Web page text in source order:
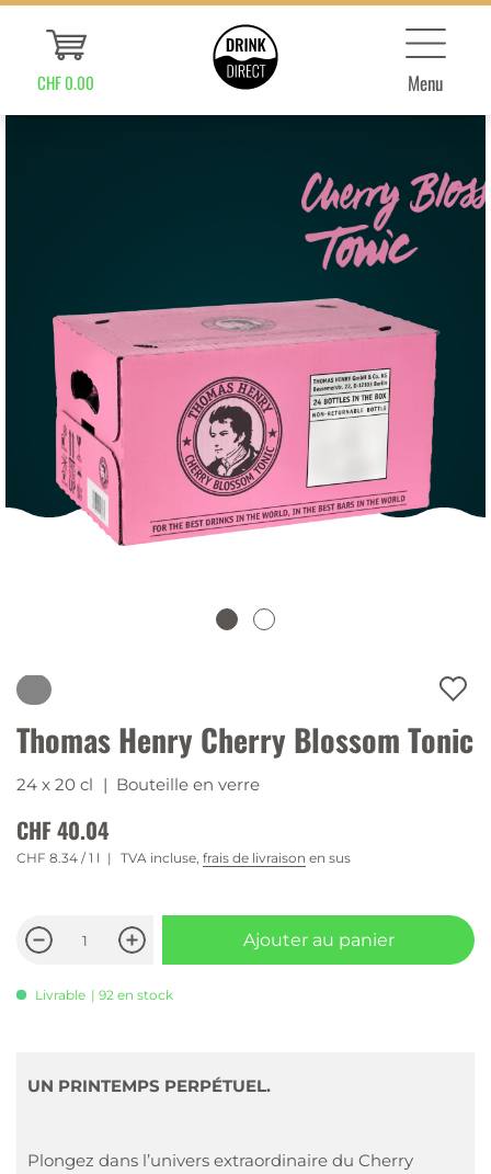
CHF 0.00 Menu
Thomas Henry Cherry Blossom Tonic
24 x 20 cl | Bouteille en verre
CHF 40.04
CHF 8.34 / 1 l TVA incluse, frais de livraison en sus
Ajouter au panier
Livrable | 92 en stock
UN PRINTEMPS PERPÉTUEL.
Plongez dans l’univers extraordinaire du Cherry